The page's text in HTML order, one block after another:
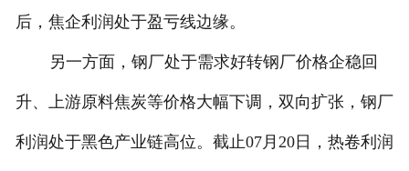
后，焦企利润处于盈亏线边缘。
另一方面，钢厂处于需求好转钢厂价格企稳回
升、上游原料焦炭等价格大幅下调，双向扩张，钢厂
利润处于黑色产业链高位。截止07月20日，热卷利润